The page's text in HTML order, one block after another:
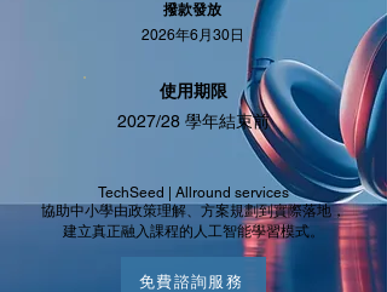
撥款發放
2026年6月30日
使用期限
2027/28 學年結束前
TechSeed | Allround services
協助中小學由政策理解、方案規劃到實際落地，
建立真正融入課程的人工智能學習模式。
免費諮詢服務